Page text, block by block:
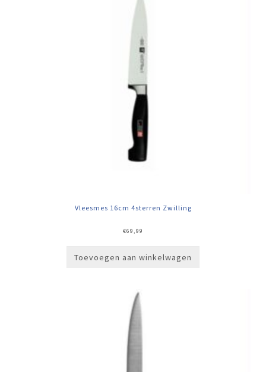
Vleesmes 16cm 4sterren Zwilling
€69,99
Toevoegen aan winkelwagen